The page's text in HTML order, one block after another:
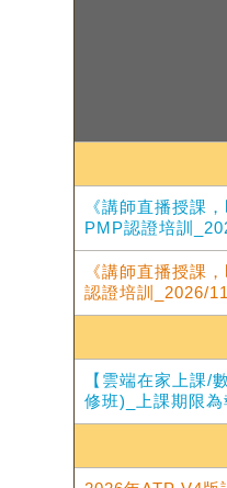
《講師直播授課
PMP認證培訓
《講師直播授課
認證培訓_2026/
【雲端在家上課/
修班)_上課期限